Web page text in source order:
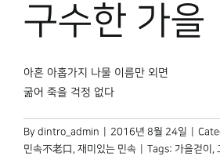
구수한 가을
아흔 아홉가지 나물 이름만 외면
굶어 죽을 걱정 없다
By dintro_admin 2016년 8월 24일
민속不老口 , 재미있는 민속 Tags: 가을걷이 ,